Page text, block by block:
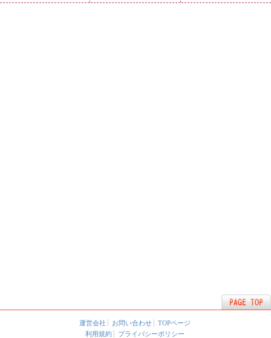
運営会社 お問い合わせ
TOPページ
利用規約
プライバシーポリシー